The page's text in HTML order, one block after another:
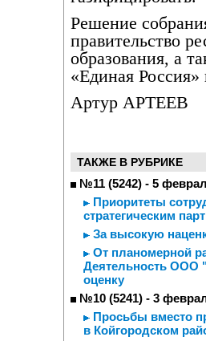
Решение
правительство
образования, а
«Единая Россия»
Артур АРТЕЕВ
ТАКЖЕ В РУБРИКЕ
№11 (5242) - 5
Приоритеты
стратегическим
За высокую
От планомерной
Деятельность ООО
оценку
№10 (5241) - 3
Просьбы вместо
в Койгородском